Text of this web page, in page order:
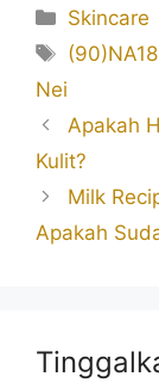
Kategori
Skincare
Tag
Nei
Apakah
Kulit?
Milk
Apakah